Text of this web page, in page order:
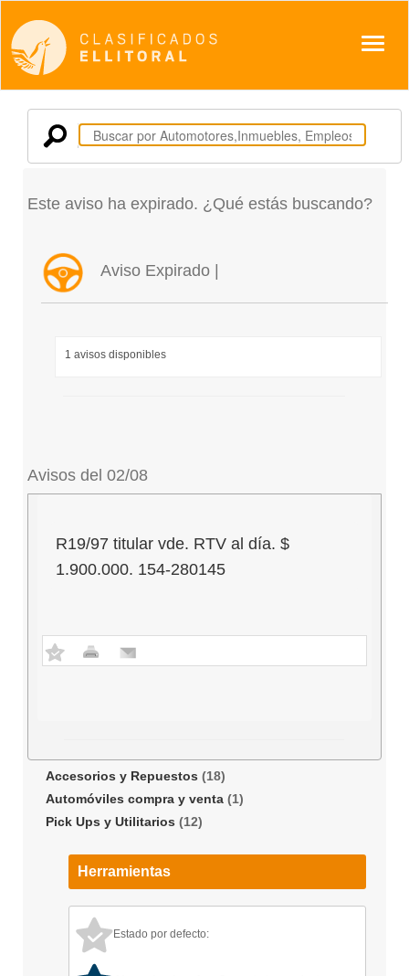
Este aviso ha expirado. ¿Qué estás buscando?
Aviso Expirado |
1 avisos disponibles
Avisos del 02/08
R19/97 titular vde. RTV al día. $
1.900.000. 154-280145
Accesorios y Repuestos (18)
Automóviles compra y venta (1)
Pick Ups y Utilitarios (12)
Herramientas
Estado por defecto: